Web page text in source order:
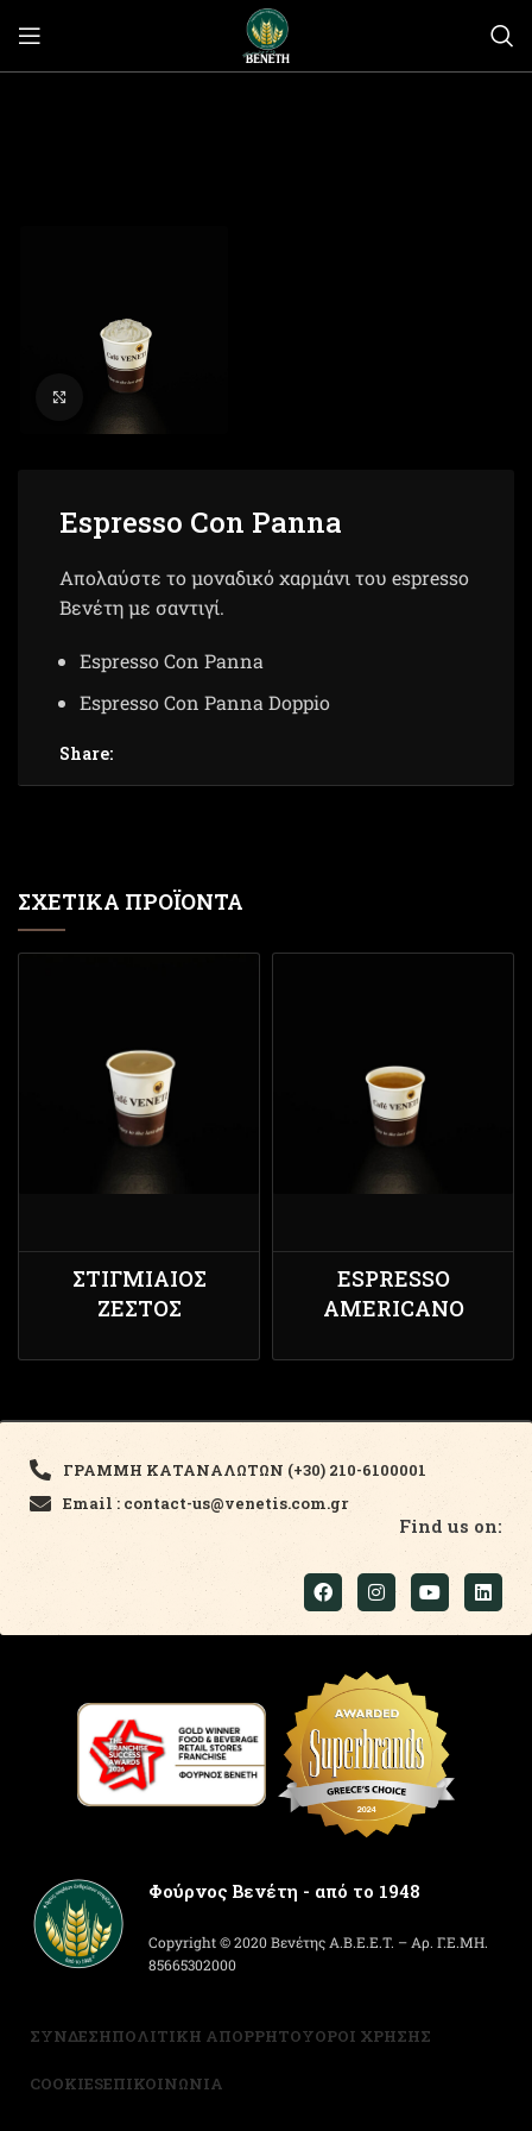
Click to enlarge
Espresso Con Panna
Απολαύστε το μοναδικό χαρμάνι του espresso
Βενέτη με σαντιγί.
Espresso Con Panna
Espresso Con Panna Doppio
Share:
ΣΧΕΤΙΚΆ ΠΡΟΪΌΝΤΑ
ΣΤΙΓΜΙΑΊΟΣ
ΖΕΣΤΌΣ
ESPRESSO
AMERICANO
ΓΡΑΜΜΗ ΚΑΤΑΝΑΛΩΤΩΝ (+30) 210-6100001
Email : contact-us@venetis.com.gr
Find us on:
Φούρνος Βενέτη - από το 1948
Copyright © 2020 Βενέτης Α.Β.Ε.Ε.Τ. – Αρ. Γ.Ε.ΜΗ.
85665302000
ΣΥΝΔΕΣΗΠΟΛΙΤΙΚΗ ΑΠΟΡΡΗΤΟΥΟΡΟΙ ΧΡΗΣΗΣ
COOKIESΕΠΙΚΟΙΝΩΝΙΑ